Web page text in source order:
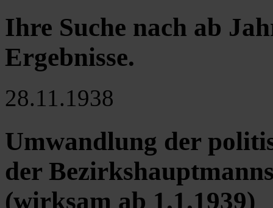
Ihre Suche nach ab
Ergebnisse.
28.11.1938
Umwandlung der
der
(wirksam ab 1.1.1939)